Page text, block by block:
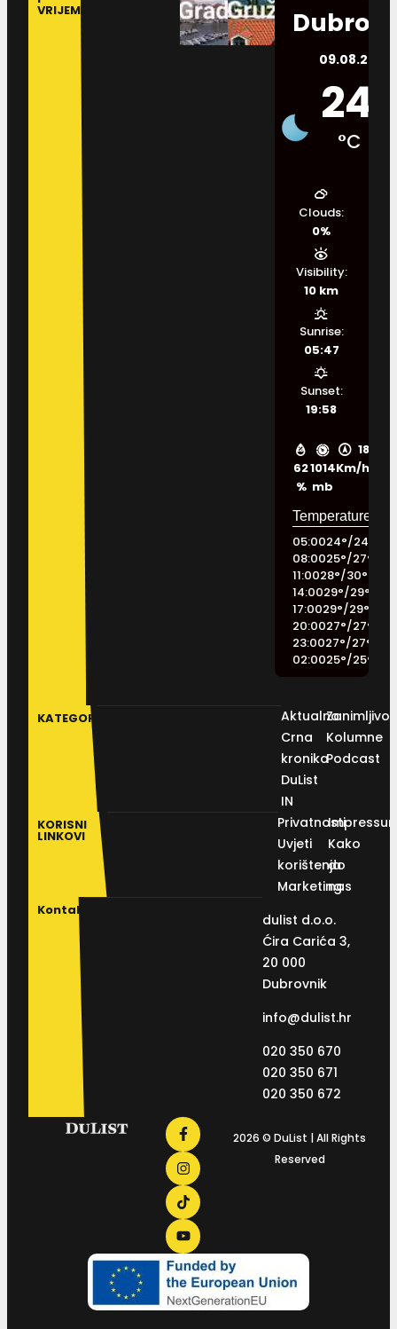
VRIJEME
09.08.2026.
24
°C
62
%
1014
mb
18
Km/h
Clouds:
0%
Visibility:
10 km
Sunrise:
05:47
Sunset:
19:58
05:0024°/24
08:0025°/27°
11:0028°/30°
14:0029°/29°
17:0029°/29°
20:0027°/27°
23:0027°/27°
02:0025°/25°
KATEGORIJE
Aktualno
Crna
kronika
DuList
IN
Kolumne
Podcast
KORISNI
LINKOVI
Privatnosti
Uvjeti
korištenja
Marketing
Kako
do
nas
Kontakt
dulist d.o.o.
Ćira Carića 3,
20 000
Dubrovnik
info@dulist.hr
020 350 670
020 350 671
020 350 672
2026 © DuList | All Rights
Reserved